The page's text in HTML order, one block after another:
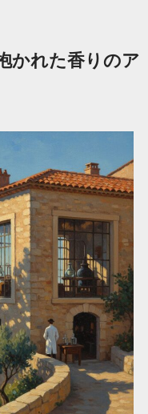
かれた香りのア